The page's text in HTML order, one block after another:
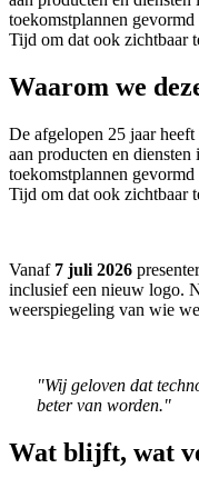
toekomstplannen gevormd
Tijd om dat ook zichtbaar
Waarom we
De afgelopen 25 jaar heeft
aan producten en
toekomstplannen gevormd
Tijd om dat ook zichtbaar
Vanaf 7 juli 2026
inclusief een nieuw logo.
weerspiegeling van wie
"Wij geloven dat
beter van worden."
Wat blijft, wat